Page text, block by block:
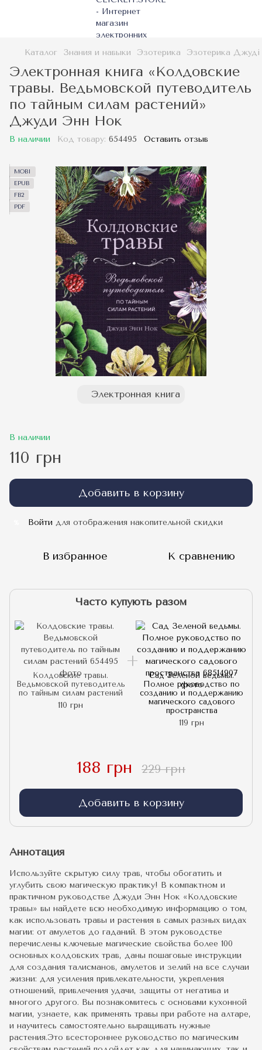
Каталог Знания и навыки Эзотерика Эзотерика
Электронная книга «Колдовские
травы. Ведьмовской путеводитель
по тайным силам растений»
Джуди Энн Нок
В наличии Код товару: 654495 Оставить отзыв
MOBI
EPUB
FB2
PDF
Электронная книга
В наличии
110 грн
Добавить в корзину
Войти для отображения накопительной скидки
В избранное К сравнению
Часто купують разом
Колдовские травы.
Ведьмовской путеводитель
по тайным силам растений
110 грн
Сад Зеленой ведьмы.
Полное руководство по
созданию и поддержанию
магического садового
пространства
119 грн
188 грн 229 грн
Добавить в корзину
Аннотация
Используйте скрытую силу трав, чтобы обогатить и
углубить свою магическую практику! В компактном и
практичном руководстве Джуди Энн Нок «Колдовские
травы» вы найдете всю необходимую информацию о том,
как использовать травы и растения в самых разных видах
магии: от амулетов до гаданий. В этом руководстве
перечислены ключевые магические свойства более 100
основных колдовских трав, даны пошаговые инструкции
для создания талисманов, амулетов и зелий на все случаи
жизни: для усиления привлекательности, укрепления
отношений, привлечения удачи, защиты от негатива и
многого другого. Вы познакомитесь с основами кухонной
магии, узнаете, как применять травы при работе на алтаре,
и научитесь самостоятельно выращивать нужные
растения.Это всестороннее руководство по магическим